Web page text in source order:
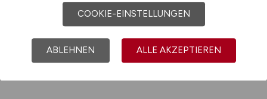
zukunftsrelevant die Tätigkeit hier ist – wir
Beratung anfordern
COOKIE-EINSTELLUNGEN
ABLEHNEN ALLE AKZEPTIEREN